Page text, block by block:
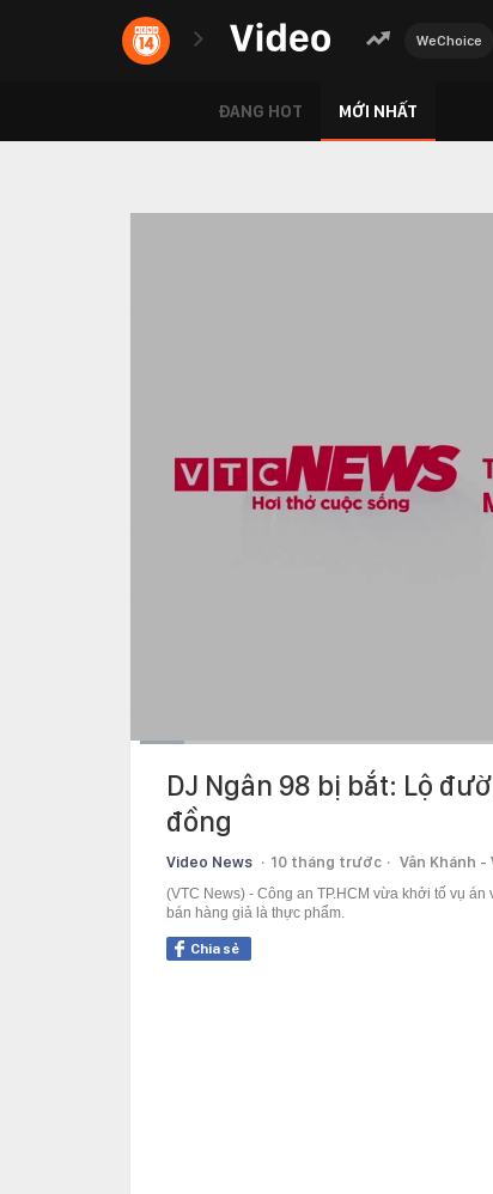
WeChoice
ĐANG HOT MỚI NHẤT
Time
DJ Ngân 98 bị bắt: Lộ
đồng
Video News 10 tháng trước Vân Khánh -
(VTC News) - Công an TP.HCM vừa khởi tố vụ
bán hàng giả là thực phẩm.
Chia sẻ